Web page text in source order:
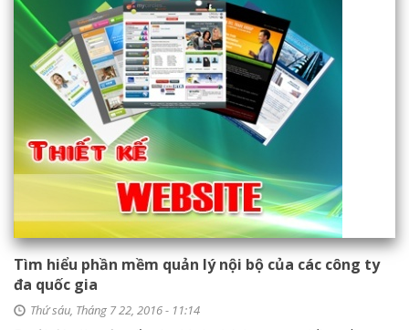
Tìm hiểu phần mềm quản lý nội bộ của các công ty
đa quốc gia
Thứ sáu, Tháng 7 22, 2016 - 11:14